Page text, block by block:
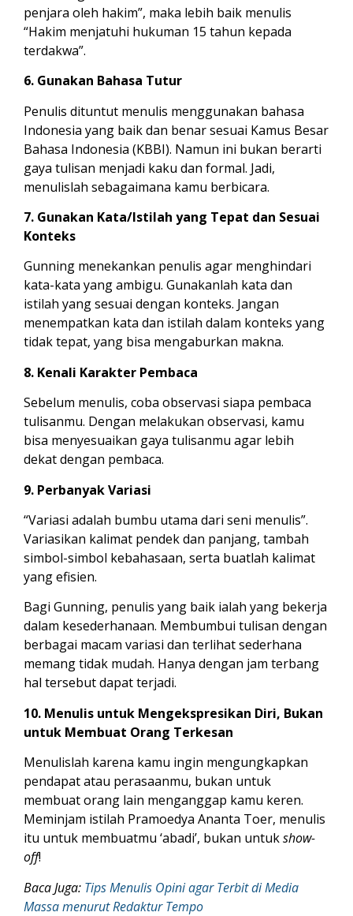
penjara oleh hakim”, maka lebih baik menulis
“Hakim menjatuhi hukuman 15 tahun kepada
terdakwa”.
6. Gunakan Bahasa Tutur
Penulis dituntut menulis menggunakan bahasa
Indonesia yang baik dan benar sesuai Kamus Besar
Bahasa Indonesia (KBBI). Namun ini bukan berarti
gaya tulisan menjadi kaku dan formal. Jadi,
menulislah sebagaimana kamu berbicara.
7. Gunakan Kata/Istilah yang Tepat dan Sesuai
Konteks
Gunning menekankan penulis agar menghindari
kata-kata yang ambigu. Gunakanlah kata dan
istilah yang sesuai dengan konteks. Jangan
menempatkan kata dan istilah dalam konteks yang
tidak tepat, yang bisa mengaburkan makna.
8. Kenali Karakter Pembaca
Sebelum menulis, coba observasi siapa pembaca
tulisanmu. Dengan melakukan observasi, kamu
bisa menyesuaikan gaya tulisanmu agar lebih
dekat dengan pembaca.
9. Perbanyak Variasi
“Variasi adalah bumbu utama dari seni menulis”.
Variasikan kalimat pendek dan panjang, tambah
simbol-simbol kebahasaan, serta buatlah kalimat
yang efisien.
Bagi Gunning, penulis yang baik ialah yang bekerja
dalam kesederhanaan. Membumbui tulisan dengan
berbagai macam variasi dan terlihat sederhana
memang tidak mudah. Hanya dengan jam terbang
hal tersebut dapat terjadi.
10. Menulis untuk Mengekspresikan Diri, Bukan
untuk Membuat Orang Terkesan
Menulislah karena kamu ingin mengungkapkan
pendapat atau perasaanmu, bukan untuk
membuat orang lain menganggap kamu keren.
Meminjam istilah Pramoedya Ananta Toer, menulis
itu untuk membuatmu ‘abadi’, bukan untukshow-
off!
Baca Juga: Tips Menulis Opini agar Terbit di Media
Massa menurut Redaktur Tempo